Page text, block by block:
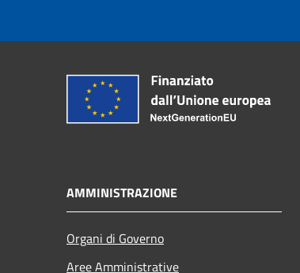
AMMINISTRAZIONE
Organi di Governo
Aree Amministrative